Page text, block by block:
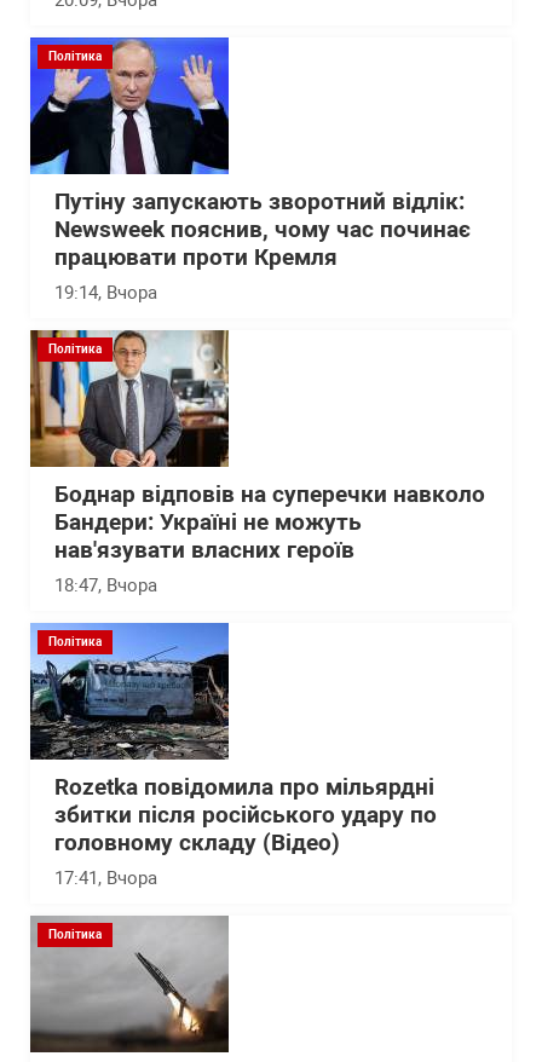
Політика
Путіну запускають зворотний відлік:
Newsweek пояснив, чому час починає
працювати проти Кремля
19:14, Вчора
Політика
Боднар відповів на суперечки навколо
Бандери: Україні не можуть
нав'язувати власних героїв
18:47, Вчора
Політика
Rozetka повідомила про мільярдні
збитки після російського удару по
головному складу (Відео)
17:41, Вчора
Політика